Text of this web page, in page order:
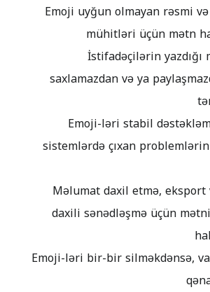
Emoji uyğun olmayan rəsmi
mühitləri üçün mətn
İstifadəçilərin yazdığı
saxlamazdan və ya
Emoji-ləri stabil
sistemlərdə çıxan problemlərin
Məlumat daxil etmə, eksport
daxili sənədləşmə üçün
Emoji-ləri bir-bir silməkdənsə,